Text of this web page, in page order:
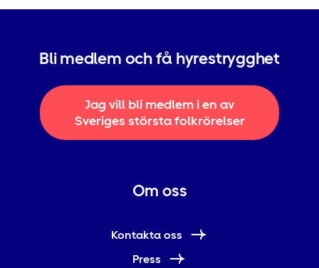
Bli medlem och få hyrestrygghet
Jag vill bli medlem i en av
Sveriges största folkrörelser
Om oss
Kontakta oss
Press